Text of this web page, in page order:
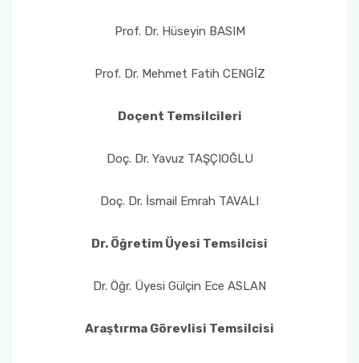
Prof. Dr. Hüseyin BASIM
Prof. Dr. Mehmet Fatih CENGİZ
Doçent Temsilcileri
Doç. Dr. Yavuz TAŞÇIOĞLU
Doç. Dr. İsmail Emrah TAVALI
Dr. Öğretim Üyesi Temsilcisi
Dr. Öğr. Üyesi Gülçin Ece ASLAN
Araştırma Görevlisi Temsilcisi